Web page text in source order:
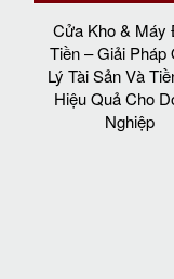
Cửa Kho & Máy
Tiền – Giải Pháp
Lý Tài Sản Và
Hiệu Quả Cho
Nghiệp